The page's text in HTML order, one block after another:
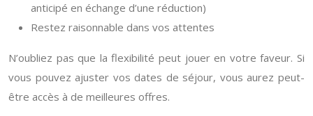
anticipé en échange d’une réduction)
Restez raisonnable dans vos attentes
N’oubliez pas que la flexibilité peut jouer en votre faveur. Si
vous pouvez ajuster vos dates de séjour, vous aurez peut-
être accès à de meilleures offres.